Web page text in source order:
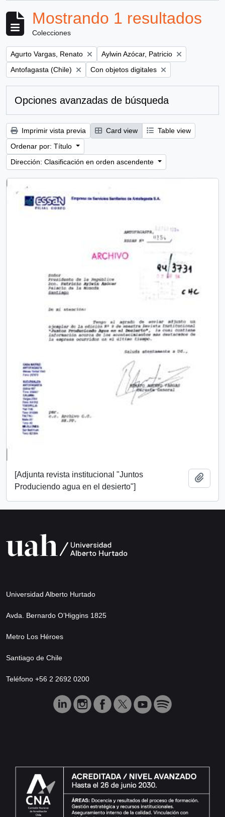
Mostrando 1 resultados
Colecciones
Remove filter:
Agurto Vargas, Renato Remove filter:
Aylwin Azócar, Patricio
Remove filter:
Antofagasta (Chile) Remove filter:
Con objetos digitales
Opciones avanzadas de búsqueda
Imprimir vista previa Card view
Table view
Ordenar por: Título
Dirección: Clasificación en orden ascendente
[Adjunta revista institucional "Juntos
Produciendo agua en el desierto"]
Universidad Alberto Hurtado
Avda. Bernardo O’Higgins 1825
Metro Los Héroes
Santiago de Chile
Teléfono +56 2 2692 0200